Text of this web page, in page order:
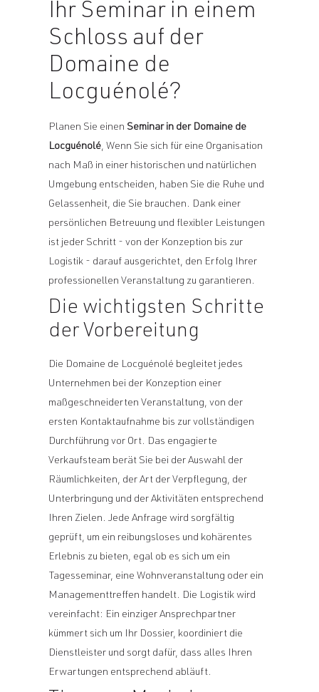
Ihr Seminar in einem
Schloss auf der
Domaine de
Locguénolé?
Planen Sie einen Seminar in der Domaine de
Locguénolé, Wenn Sie sich für eine Organisation
nach Maß in einer historischen und natürlichen
Umgebung entscheiden, haben Sie die Ruhe und
Gelassenheit, die Sie brauchen. Dank einer
persönlichen Betreuung und flexibler Leistungen
ist jeder Schritt - von der Konzeption bis zur
Logistik - darauf ausgerichtet, den Erfolg Ihrer
professionellen Veranstaltung zu garantieren.
Die wichtigsten Schritte
der Vorbereitung
Die Domaine de Locguénolé begleitet jedes
Unternehmen bei der Konzeption einer
maßgeschneiderten Veranstaltung, von der
ersten Kontaktaufnahme bis zur vollständigen
Durchführung vor Ort. Das engagierte
Verkaufsteam berät Sie bei der Auswahl der
Räumlichkeiten, der Art der Verpflegung, der
Unterbringung und der Aktivitäten entsprechend
Ihren Zielen. Jede Anfrage wird sorgfältig
geprüft, um ein reibungsloses und kohärentes
Erlebnis zu bieten, egal ob es sich um ein
Tagesseminar, eine Wohnveranstaltung oder ein
Managementtreffen handelt. Die Logistik wird
vereinfacht: Ein einziger Ansprechpartner
kümmert sich um Ihr Dossier, koordiniert die
Dienstleister und sorgt dafür, dass alles Ihren
Erwartungen entsprechend abläuft.